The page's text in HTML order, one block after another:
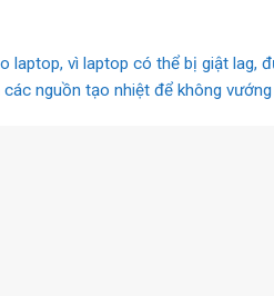
vì laptop có thể bị giật lag,
nguồn tạo nhiệt để không